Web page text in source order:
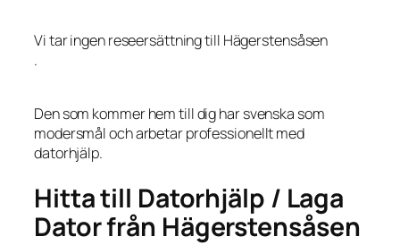
Vi tar ingen reseersättning till Hägerstensåsen
.
Den som kommer hem till dig har svenska som
modersmål och arbetar professionellt med
datorhjälp.
Hitta till Datorhjälp / Laga
Dator från Hägerstensåsen